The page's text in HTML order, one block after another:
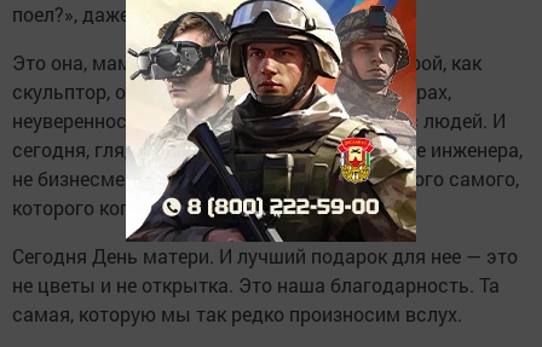
поел?», даже когда вам уже за тридцать.
Это она, мама, своим терпением и своей верой, как
скульптор, отсекала от нас всё лишнее — страх,
неуверенность, слабость. Она лепила из нас людей. И
сегодня, глядя на нас, она видит не врача, не инженера,
не бизнесмена. Она видит своего ребенка. Того самого,
которого когда-то качала на руках.
Сегодня День матери. И лучший подарок для нее — это
не цветы и не открытка. Это наша благодарность. Та
самая, которую мы так редко произносим вслух.